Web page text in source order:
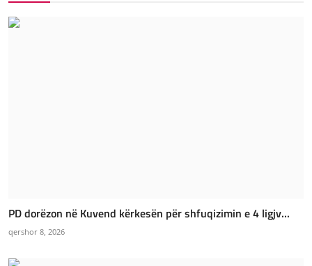
PD dorëzon në Kuvend kërkesën për shfuqizimin e 4 ligjv...
qershor 8, 2026